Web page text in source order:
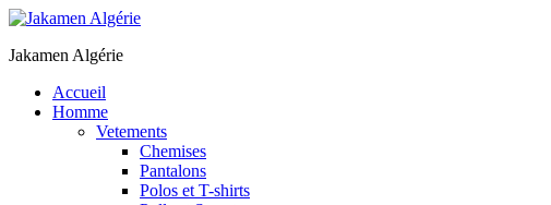
Jakamen Algérie
Accueil
Homme
Vetements
Chemises
Pantalons
Polos et T-shirts